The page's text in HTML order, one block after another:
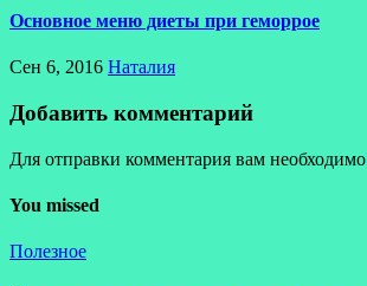
Основное меню диеты при геморрое
Сен 6, 2016 Наталия
Добавить комментарий
Для отправки комментария вам необходимо
You missed
Полезное